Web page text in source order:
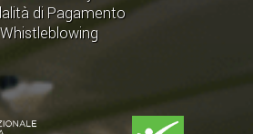
di Pagamento
Whistleblowing